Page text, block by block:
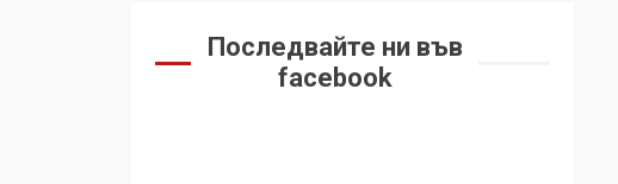
Последвайте ни във
facebook